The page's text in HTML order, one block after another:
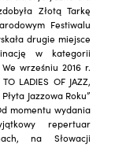
Złotą Tarkę
Festiwalu
drugie miejsce
w kategorii
wrześniu 2016 r.
LADIES OF JAZZ,
Jazzowa Roku”
momentu wydania
repertuar
na Słowacji